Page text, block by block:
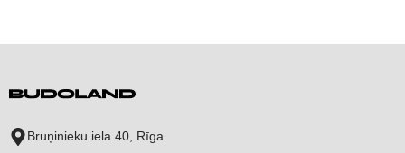
Bruņinieku iela 40, Rīga